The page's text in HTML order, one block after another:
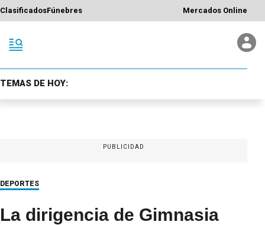
ClasificadosFúnebres Mercados Online
TEMAS DE HOY:
PUBLICIDAD
DEPORTES
La dirigencia de Gimnasia